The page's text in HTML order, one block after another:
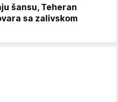
šansu, Teheran
sa zalivskom